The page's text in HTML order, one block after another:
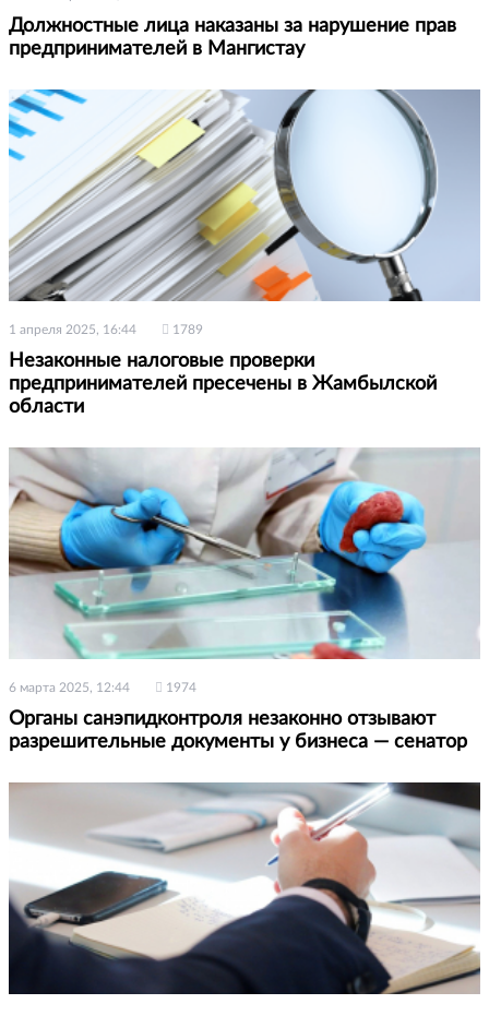
Должностные лица наказаны за нарушение прав
предпринимателей в Мангистау
1 апреля 2025, 16:44 1789
Незаконные налоговые проверки
предпринимателей пресечены в Жамбылской
области
6 марта 2025, 12:44 1974
Органы санэпидконтроля незаконно отзывают
разрешительные документы у бизнеса — сенатор